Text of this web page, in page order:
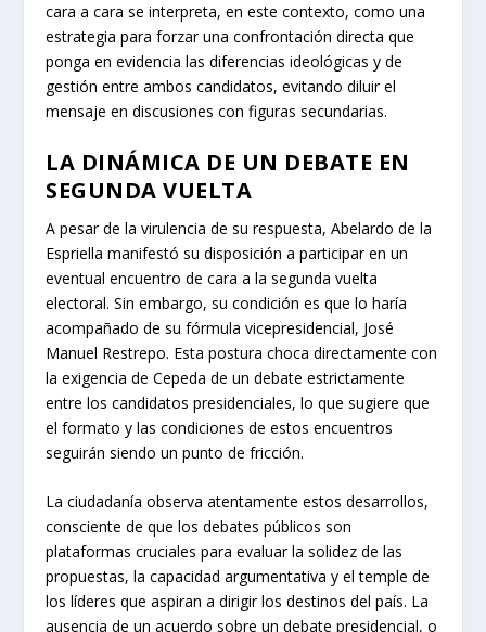
cara a cara se interpreta, en este contexto, como una
estrategia para forzar una confrontación directa que
ponga en evidencia las diferencias ideológicas y de
gestión entre ambos candidatos, evitando diluir el
mensaje en discusiones con figuras secundarias.
LA DINÁMICA DE UN DEBATE EN
SEGUNDA VUELTA
A pesar de la virulencia de su respuesta, Abelardo de la
Espriella manifestó su disposición a participar en un
eventual encuentro de cara a la segunda vuelta
electoral. Sin embargo, su condición es que lo haría
acompañado de su fórmula vicepresidencial, José
Manuel Restrepo. Esta postura choca directamente con
la exigencia de Cepeda de un debate estrictamente
entre los candidatos presidenciales, lo que sugiere que
el formato y las condiciones de estos encuentros
seguirán siendo un punto de fricción.
La ciudadanía observa atentamente estos desarrollos,
consciente de que los debates públicos son
plataformas cruciales para evaluar la solidez de las
propuestas, la capacidad argumentativa y el temple de
los líderes que aspiran a dirigir los destinos del país. La
ausencia de un acuerdo sobre un debate presidencial, o